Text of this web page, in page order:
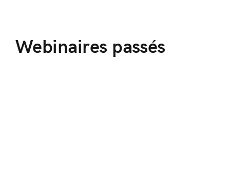
Webinaires passés